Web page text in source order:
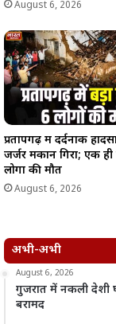
August 6, 2026
प्रतापगढ़ में दर्दनाक
जर्जर मकान गिरा; एक ही
लोगों की मौत
August 6, 2026
अभी-अभी
August 6, 2026
गुजरात में नकली देशी
बरामद